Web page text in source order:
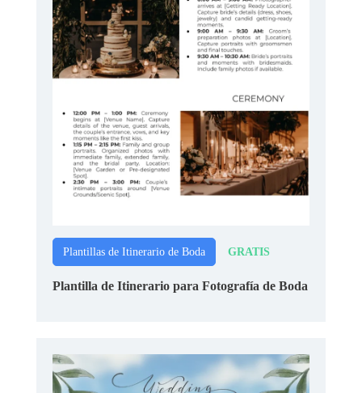
Plantillas de Itinerario de Boda GRATIS
Plantilla de Itinerario para Fotografía de Boda